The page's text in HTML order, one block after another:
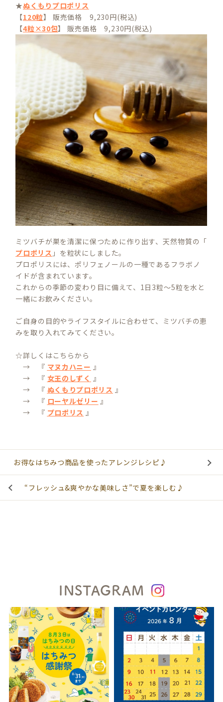
★ぬくもりプロポリス
【120粒】 販売価格 9,230円(税込)
【4粒×30包】 販売価格 9,230円(税込)
ミツバチが巣を清潔に保つために作り出す、天然物質の「
プロポリス 」を粒状にしました。
プロポリスには、ポリフェノールの一種であるフラボノ
イドが含まれています。
これからの季節の変わり目に備えて、1日3粒〜5粒を水と
一緒にお飲みください。
ご自身の目的やライフスタイルに合わせて、ミツバチの恵
みを取り入れてみてください。
☆詳しくはこちらから
→ 『 マヌカハニー 』
→ 『 女王のしずく 』
→ 『 ぬくもりプロポリス 』
→ 『 ローヤルゼリー 』
→ 『 プロポリス 』
お得なはちみつ商品を使ったアレンジレシピ♪
“フレッシュ&爽やかな美味しさ”で夏を楽しむ♪
INSTAGRAM